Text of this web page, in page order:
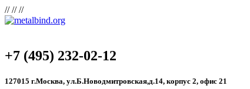
//////
+7 (495) 232-02-12
127015 г.Москва, ул.Б.Новодмитровская,д.14, корпус 2, офис 21